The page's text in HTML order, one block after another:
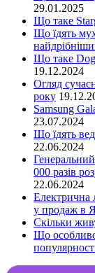
29.01.2025
Що таке
Що їдять
Що таке
19.12.2024
Огляд
року
Samsung
23.07.2024
Що їдять
22.06.2024
000 разів
22.06.2024
Електрична
у продаж в
Скільки
Що